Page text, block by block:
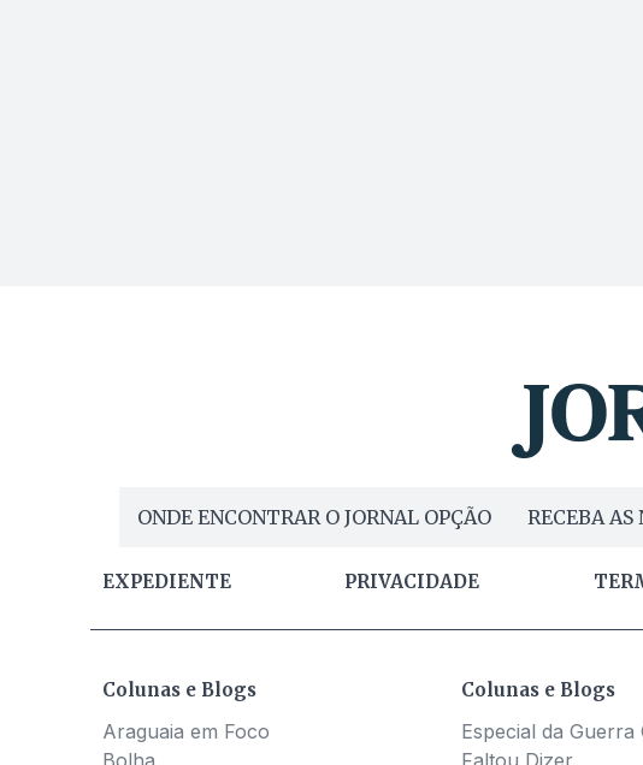
ONDE ENCONTRAR O JORNAL OPÇÃO RECEBA AS
EXPEDIENTE PRIVACIDADE
Colunas e Blogs
Araguaia em Foco
Bolha
Colunas e Blogs
Especial da Guerra
Faltou Dizer